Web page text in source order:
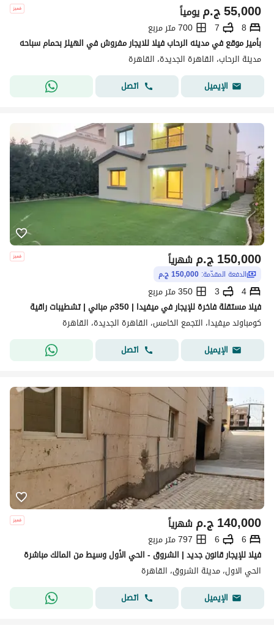
ج.م55,000 يومياً
8
7
700 متر مربع
بأميز موقع في مدينه الرحاب فيلا للايجار مفروش في الهيلز بحمام سباحه
مدينة الرحاب، القاهرة الجديدة، القاهرة
الإيميل
اتصل
ج.م150,000 شهرياً
الدفعة المقدّمة: 150,000 ج.م
4
3
350 متر مربع
فيلا مستقلة فاخرة للإيجار في ميفيدا | 350م مباني | تشطيبات راقية
كومباوند ميفيدا، التجمع الخامس، القاهرة الجديدة، القاهرة
الإيميل
اتصل
ج.م140,000 شهرياً
6
6
797 متر مربع
فيلا للإيجار قانون جديد | الشروق - الحي الأول وسيط من المالك مباشرة
الحي الاول، مدينة الشروق، القاهرة
الإيميل
اتصل